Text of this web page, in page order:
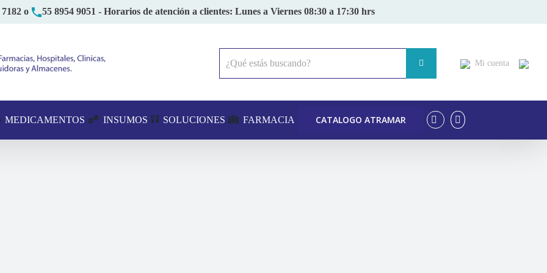
o 55 8954 9051 - Horarios de atención a clientes: Lunes a Viernes 08:30 a 17:30 hrs
Mi cuenta
MEDICAMENTOS INSUMOS SOLUCIONES FARMACIA CATALOGO ATRAMAR